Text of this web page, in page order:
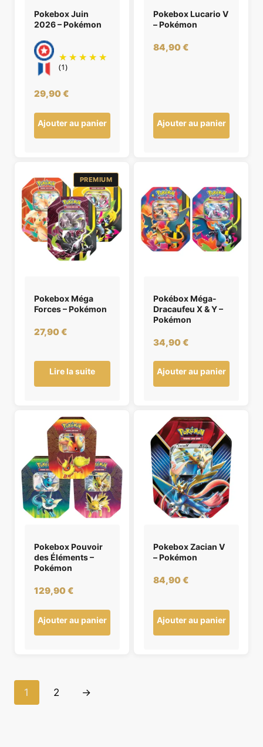
Pokebox Juin
2026 – Pokémon
(1)
29,90€
Ajouter au panier
Pokebox Lucario V
– Pokémon
84,90€
Ajouter au panier
PREMIUM
Pokebox Méga
Forces – Pokémon
27,90€
Lire la suite
Pokébox Méga-
Dracaufeu X & Y –
Pokémon
34,90€
Ajouter au panier
Pokebox Pouvoir
des Éléments –
Pokémon
129,90€
Ajouter au panier
Pokebox Zacian V
– Pokémon
84,90€
Ajouter au panier
1 2 →